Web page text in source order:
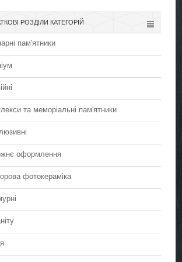
РОЗДІЛИ КАТЕГОРІЙ
пам'ятники
та меморіальні пам'ятники
оформлення
фотокераміка